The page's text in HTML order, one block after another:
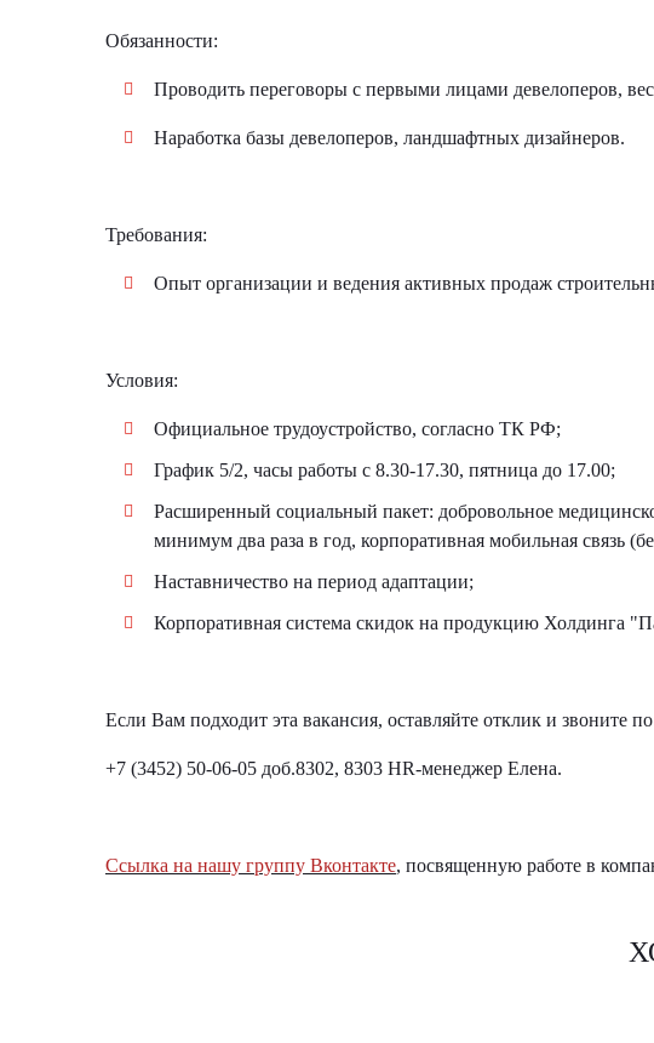
Обязанности:
Проводить переговоры с первыми лицами девелоперов,
Наработка базы девелоперов, ландшафтных дизайнеров.
Требования:
Опыт организации и ведения активных продаж
Условия:
Официальное трудоустройство, согласно ТК РФ;
График 5/2, часы работы с 8.30-17.30, пятница до 17.00;
Расширенный социальный пакет: добровольное
минимум два раза в год, корпоративная мобильная связь
Наставничество на период адаптации;
Корпоративная система скидок на продукцию Холдинга
Если Вам подходит эта вакансия, оставляйте отклик и звоните
+7 (3452) 50-06-05 доб.8302, 8303 HR-менеджер Елена.
Ссылка на нашу группу Вконтакте, посвященную работе в